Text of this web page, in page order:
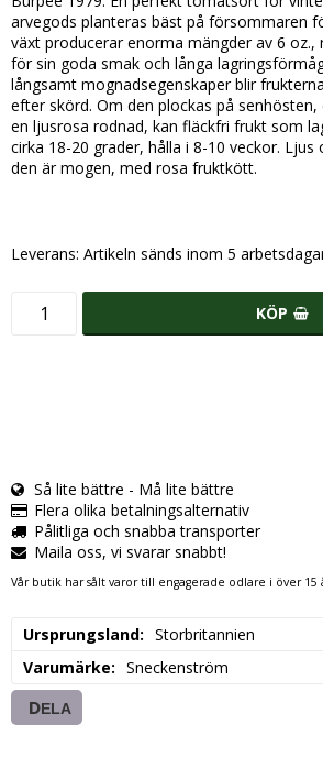
arvegods planteras bäst på försommaren
växt producerar enorma mängder av 6 oz.,
för sin goda smak och långa
långsamt mognadsegenskaper blir
efter skörd. Om den plockas på
en ljusrosa rodnad, kan fläckfri frukt som
cirka 18-20 grader, hålla i 8-10 veckor.
den är mogen, med rosa fruktkött.
Leverans: Artikeln sänds inom 5
KÖP
Så lite bättre - Må lite bättre
Flera olika betalningsalternativ
Pålitliga och snabba transporter
Maila oss, vi svarar snabbt!
Vår butik har sålt varor till engagerade odlare i över 15
Ursprungsland
Storbritannien
Varumärke
Sneckenström
DELA